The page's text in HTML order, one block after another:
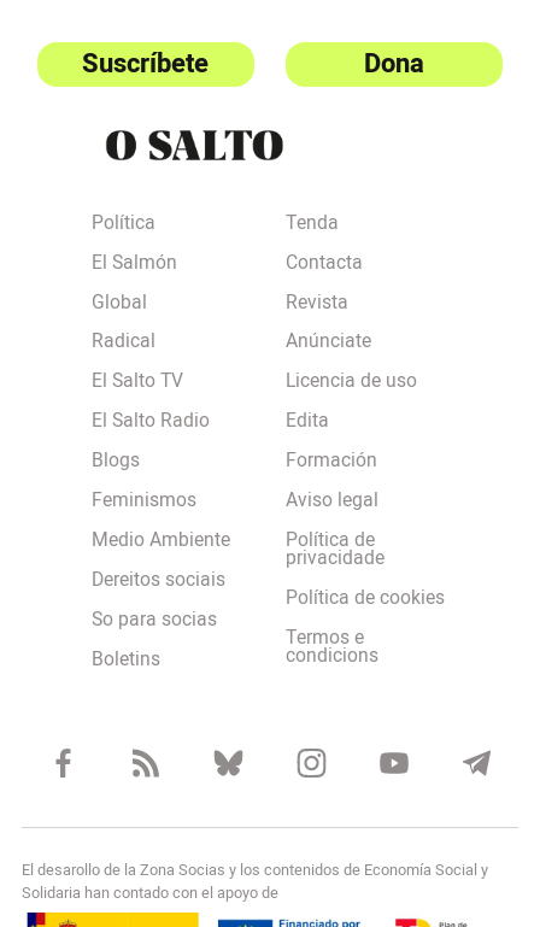
Suscríbete Dona
Política
El Salmón
Global
Radical
El Salto TV
El Salto Radio
Blogs
Feminismos
Medio Ambiente
Dereitos sociais
So para socias
Boletins
Tenda
Contacta
Revista
Anúnciate
Licencia de uso
Edita
Formación
Aviso legal
Política de
privacidade
Política de cookies
Termos e
condicions
El desarollo de la Zona Socias y los contenidos de Economía Social y
Solidaria han contado con el apoyo de